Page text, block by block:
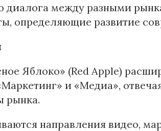
диалога между разными
определяющие развитие
Яблоко» (Red Apple)
и «Медиа»,
рынка.
направления видео,